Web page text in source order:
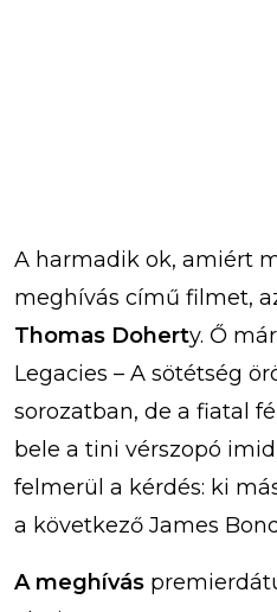
A harmadik ok, amiért
meghívás című filmet,
Thomas Doherty. Ő
Legacies – A sötétség
sorozatban, de a fiatal
bele a tini vérszopó
felmerül a kérdés: ki
a következő James
A meghívás